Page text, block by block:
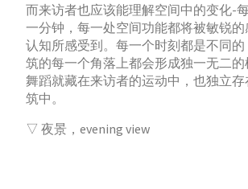
而来访者也应该能理解空间中的变化-
一分钟，每一处空间功能都将被敏锐
认知所感受到。每一个时刻都是不同
筑的每一个角落上都会形成独一无二
舞蹈就藏在来访者的运动中，也独立
筑中。
▽ 夜景，evening view